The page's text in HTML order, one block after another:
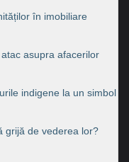
în imobiliare
asupra afacerilor
indigene la un simbol
grijă de vederea lor?